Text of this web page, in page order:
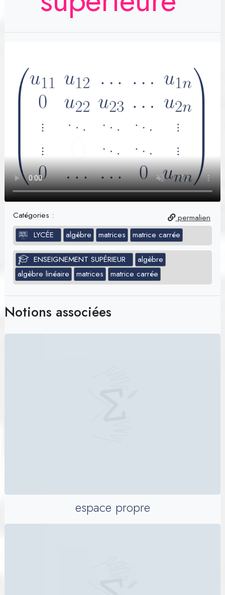
permalien
Catégories :
LYCÉE algèbre matrices matrice carrée
ENSEIGNEMENT SUPÉRIEUR
algèbre
algèbre linéaire
matrices matrice carrée
Notions associées
espace propre